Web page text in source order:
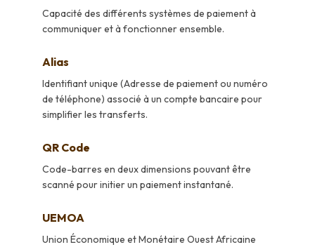
Capacité des différents systèmes de paiement à
communiquer et à fonctionner ensemble.
Alias
Identifiant unique (Adresse de paiement ou numéro
de téléphone) associé à un compte bancaire pour
simplifier les transferts.
QR Code
Code-barres en deux dimensions pouvant être
scanné pour initier un paiement instantané.
UEMOA
Union Économique et Monétaire Ouest Africaine